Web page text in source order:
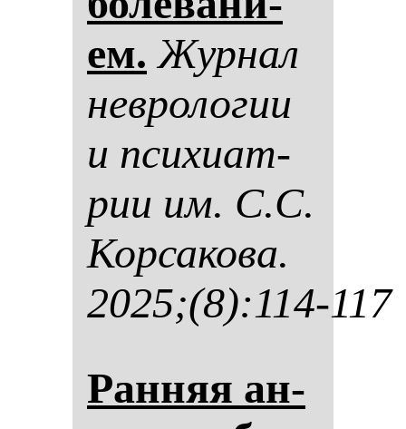
ем. Жур­нал
нев­ро­ло­гии
и пси­хи­ат­
рии им. С.С.
Кор­са­ко­ва.
2025;(8):114-117
Ран­няя ан­